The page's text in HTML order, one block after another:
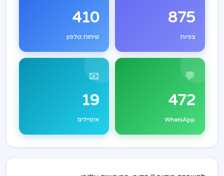
875
צפיות
410
שיחות טלפון
💬
472
WhatsApp
📧
19
אימיילים